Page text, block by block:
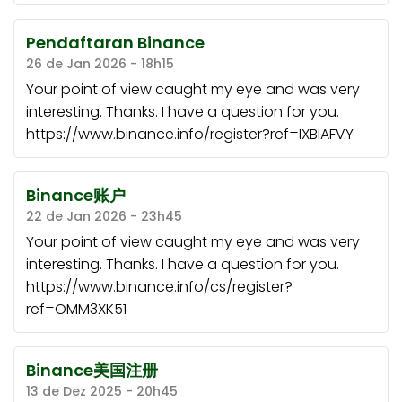
Pendaftaran Binance
26 de Jan 2026 - 18h15
Your point of view caught my eye and was very
interesting. Thanks. I have a question for you.
https://www.binance.info/register?ref=IXBIAFVY
Binance账户
22 de Jan 2026 - 23h45
Your point of view caught my eye and was very
interesting. Thanks. I have a question for you.
https://www.binance.info/cs/register?
ref=OMM3XK51
Binance美国注册
13 de Dez 2025 - 20h45